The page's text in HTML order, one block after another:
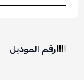
رقم الموديل